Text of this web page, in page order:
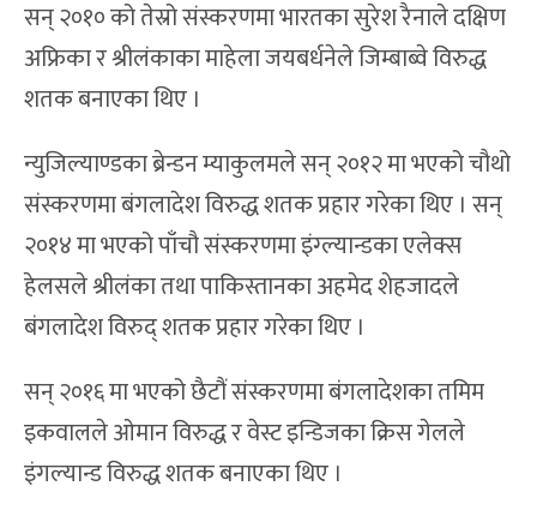
सन् २०१० को तेस्रो संस्करणमा भारतका सुरेश रैनाले दक्षिण
अफ्रिका र श्रीलंकाका माहेला जयबर्धनेले जिम्बाब्वे विरुद्ध
शतक बनाएका थिए ।
न्युजिल्याण्डका ब्रेन्डन म्याकुलमले सन् २०१२ मा भएको चौथो
संस्करणमा बंगलादेश विरुद्ध शतक प्रहार गरेका थिए । सन्
२०१४ मा भएको पाँचौ संस्करणमा इंग्ल्यान्डका एलेक्स
हेलसले श्रीलंका तथा पाकिस्तानका अहमेद शेहजादले
बंगलादेश विरुद् शतक प्रहार गरेका थिए ।
सन् २०१६ मा भएको छैटौं संस्करणमा बंगलादेशका तमिम
इकवालले ओमान विरुद्ध र वेस्ट इन्डिजका क्रिस गेलले
इंगल्यान्ड विरुद्ध शतक बनाएका थिए ।